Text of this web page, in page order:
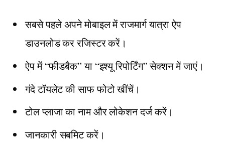
सबसे पहले अपने मोबाइल में राजमार्ग यात्रा ऐप
डाउनलोड कर रजिस्टर करें।
ऐप में “फीडबैक” या “इश्यू रिपोर्टिंग” सेक्शन में जाएं।
गंदे टॉयलेट की साफ फोटो खींचें।
टोल प्लाजा का नाम और लोकेशन दर्ज करें।
जानकारी सबमिट करें।